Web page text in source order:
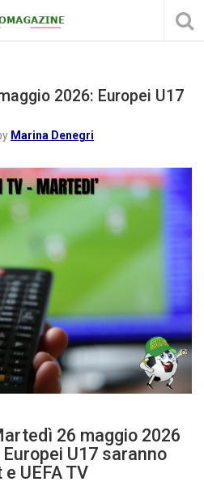
2026: Europei U17
Marina Denegri
26 maggio 2026
U17 saranno
UEFA TV